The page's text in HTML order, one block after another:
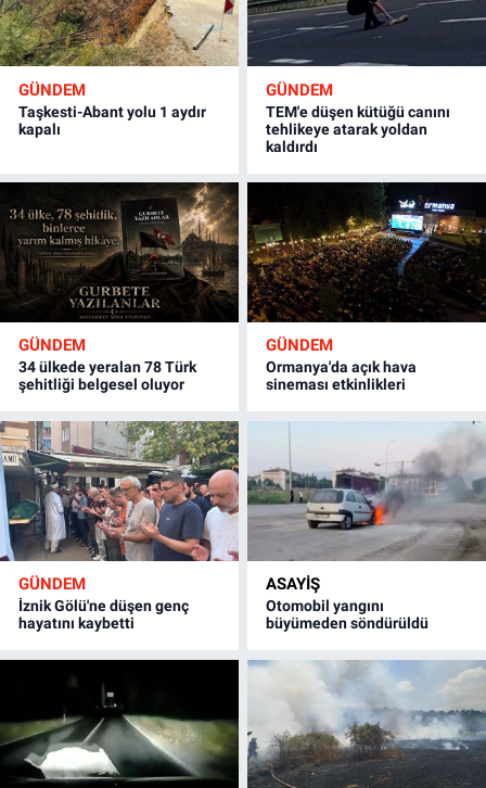
GÜNDEM
Taşkesti-Abant yolu 1 aydır
kapalı
GÜNDEM
TEM'e düşen kütüğü canını
tehlikeye atarak yoldan
kaldırdı
GÜNDEM
34 ülkede yeralan 78 Türk
şehitliği belgesel oluyor
GÜNDEM
Ormanya'da açık hava
sineması etkinlikleri
GÜNDEM
İznik Gölü'ne düşen genç
hayatını kaybetti
ASAYİŞ
Otomobil yangını
büyümeden söndürüldü